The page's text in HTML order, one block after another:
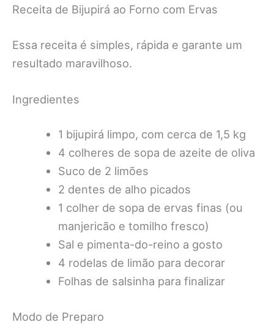
Receita de Bijupirá ao Forno com Ervas
Essa receita é simples, rápida e garante um
resultado maravilhoso.
Ingredientes
1 bijupirá limpo, com cerca de 1,5 kg
4 colheres de sopa de azeite de oliva
Suco de 2 limões
2 dentes de alho picados
1 colher de sopa de ervas finas (ou
manjericão e tomilho fresco)
Sal e pimenta-do-reino a gosto
4 rodelas de limão para decorar
Folhas de salsinha para finalizar
Modo de Preparo